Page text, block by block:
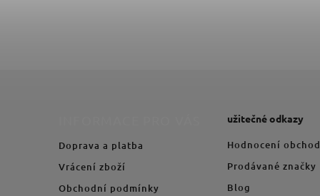
Doprava a platba
Vrácení zboží
Obchodní podmínky
užitečné odkazy
Hodnocení
Prodávané značky
Blog